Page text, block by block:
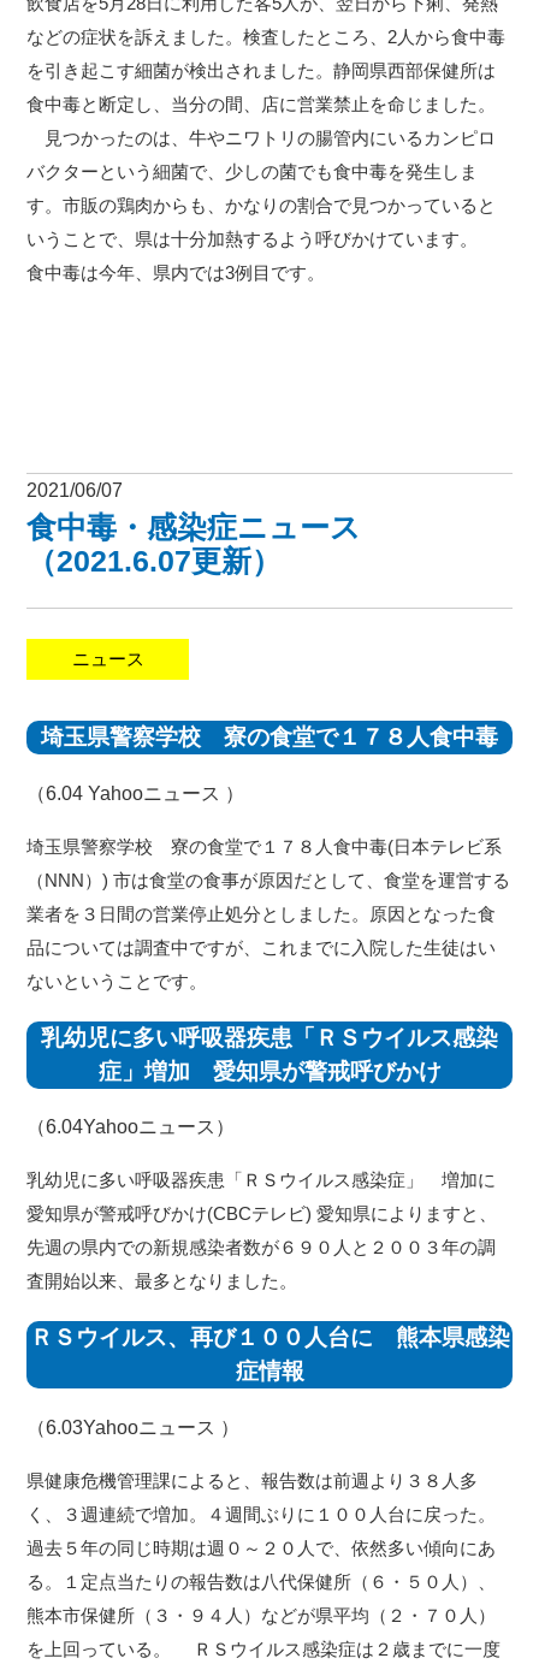
などの症状を訴えました。検査したところ、2人から食中毒
を引き起こす細菌が検出されました。静岡県西部保健所は
食中毒と断定し、当分の間、店に営業禁止を命じました。
見つかったのは、牛やニワトリの腸管内にいるカンピロ
バクターという細菌で、少しの菌でも食中毒を発生しま
す。市販の鶏肉からも、かなりの割合で見つかっていると
いうことで、県は十分加熱するよう呼びかけています。
食中毒は今年、県内では3例目です。
食中毒・感染症ニュース
（2021.6.07更新）
ニュース
埼玉県警察学校 寮の食堂で１７８人食中毒
（6.04Yahooニュース ）
埼玉県警察学校 寮の食堂で１７８人食中毒(日本テレビ系
（NNN）) 市は食堂の食事が原因だとして、食堂を運営する
業者を３日間の営業停止処分としました。原因となった食
品については調査中ですが、これまでに入院した生徒はい
ないということです。
乳幼児に多い呼吸器疾患「ＲＳウイルス感染
症」増加 愛知県が警戒呼びかけ
（6.04Yahooニュース ）
乳幼児に多い呼吸器疾患「ＲＳウイルス感染症」 増加に
愛知県が警戒呼びかけ(CBCテレビ) 愛知県によりますと、
先週の県内での新規感染者数が６９０人と２００３年の調
査開始以来、最多となりました。
ＲＳウイルス、再び１００人台に 熊本県感染
症情報
（6.03Yahooニュース ）
県健康危機管理課によると、報告数は前週より３８人多
く、３週連続で増加。４週間ぶりに１００人台に戻った。
過去５年の同じ時期は週０～２０人で、依然多い傾向にあ
る。１定点当たりの報告数は八代保健所（６・５０人）、
熊本市保健所（３・９４人）などが県平均（２・７０人）
を上回っている。 ＲＳウイルス感染症は２歳までに一度
2021/06/07